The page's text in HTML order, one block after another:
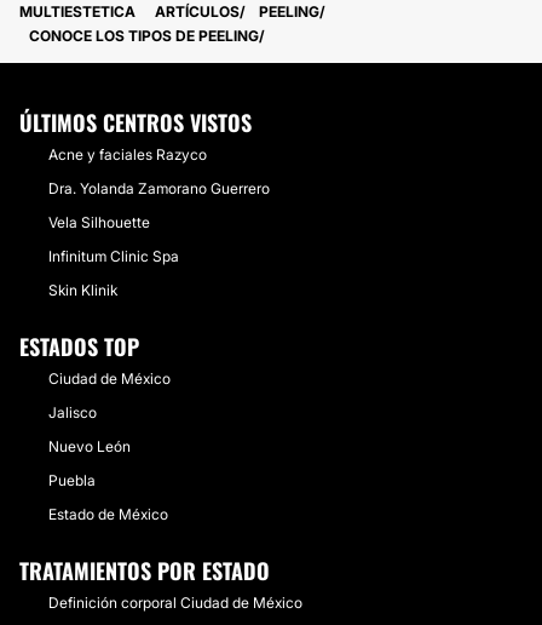
MULTIESTETICA ARTÍCULOS
PEELING
CONOCE LOS TIPOS DE PEELING
ÚLTIMOS CENTROS VISTOS
Acne y faciales Razyco
Dra. Yolanda Zamorano Guerrero
Vela Silhouette
Infinitum Clinic Spa
Skin Klinik
ESTADOS TOP
Ciudad de México
Jalisco
Nuevo León
Puebla
Estado de México
TRATAMIENTOS POR ESTADO
Definición corporal Ciudad de México